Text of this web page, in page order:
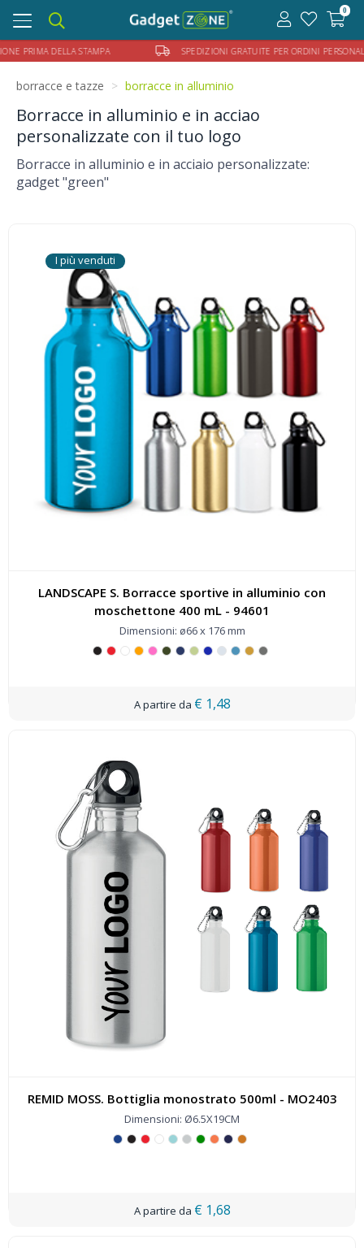
PRIMA DELLA STAMPA SPEDIZIONI GRATUITE PER ORDINI
Toggle
navigation
0
borracce e tazze borracce in alluminio
Borracce in alluminio e in acciao
personalizzate con il tuo logo
Borracce in alluminio e in acciaio personalizzate:
gadget "green"
I più venduti
LANDSCAPE S. Borracce sportive in alluminio con
moschettone 400 mL - 94601
Dimensioni: ø66 x 176 mm
€ 1,48
REMID MOSS. Bottiglia monostrato 500ml - MO2403
Dimensioni: Ø6.5X19CM
€ 1,68